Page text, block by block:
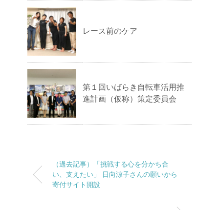
レース前のケア
第１回いばらき自転車活用推
進計画（仮称）策定委員会
（過去記事）「挑戦する心を分かち合
い、支えたい」 日向涼子さんの願いから
寄付サイト開設